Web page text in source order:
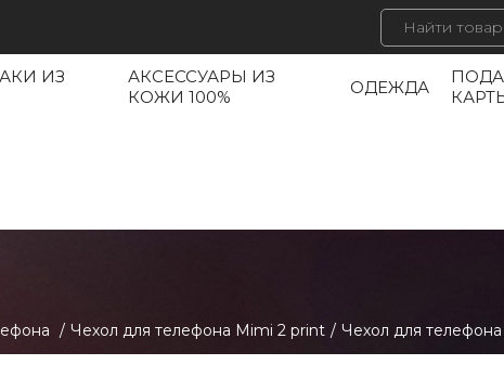
ИЗ
АКСЕССУАРЫ ИЗ
КОЖИ 100%
ОДЕЖДА
/ Чехол для телефона Mimi 2 print / Чехол для